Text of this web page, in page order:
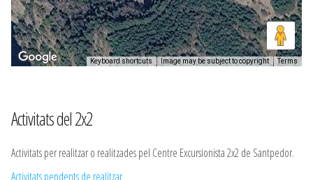
Keyboard shortcuts Image may be subject to copyright Terms
Activitats del 2x2
Activitats per realitzar o realitzades pel Centre Excursionista 2x2 de Santpedor.
Activitats pendents de realitzar